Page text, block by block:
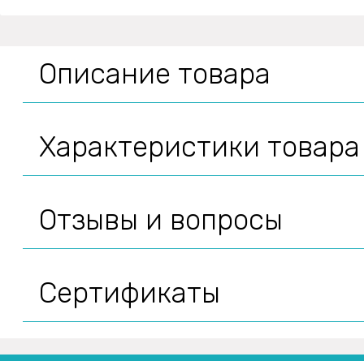
Описание товара
Характеристики товара
Отзывы и вопросы
Сертификаты